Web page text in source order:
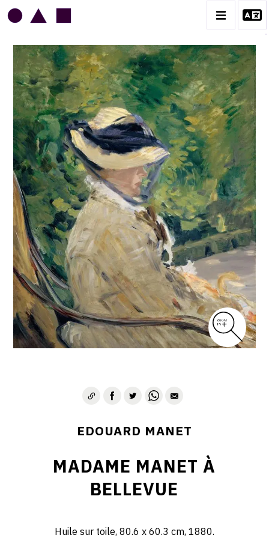
EDOUARD MANET
BIOGRAPHIE
CATALOGUE DES OEUVRES
CONTACT
EDOUARD MANET
MADAME MANET À
BELLEVUE
Huile sur toile, 80.6 x 60.3 cm, 1880.